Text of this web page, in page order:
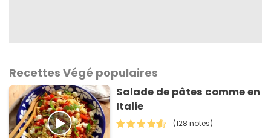
Recettes Végé populaires
Salade de pâtes comme en
Italie
(128 notes)